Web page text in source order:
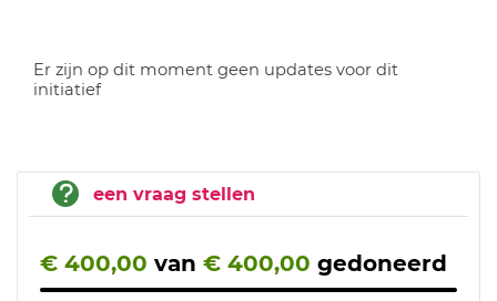
Er zijn op dit moment geen updates voor dit
initiatief
een vraag stellen
€ 400,00 van € 400,00 gedoneerd